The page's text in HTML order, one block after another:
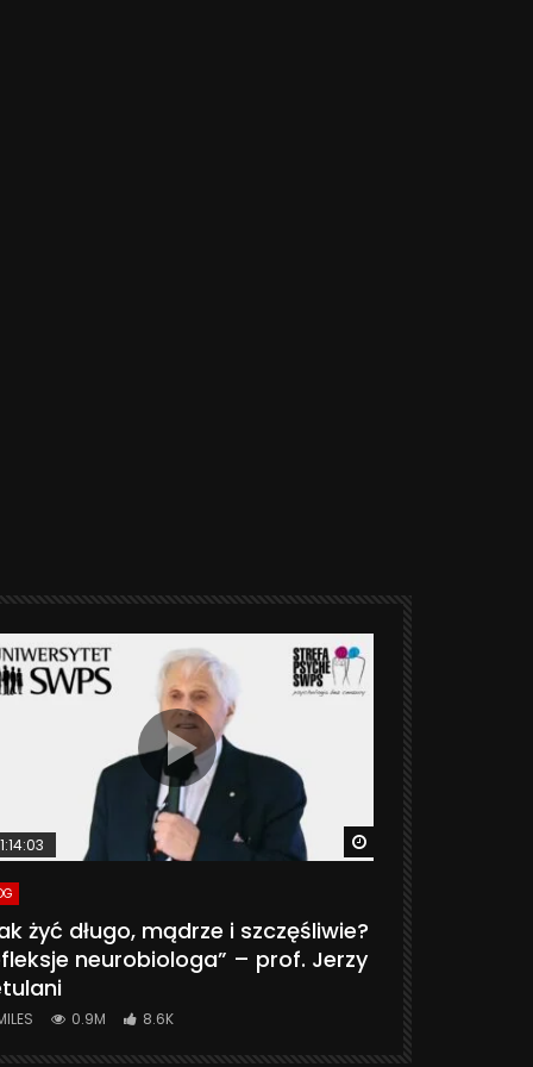
Watch Later
żyć długo, mądrze i szczęśliwie?
neurobiologa” – prof. Jerzy
0.9M 8.6K